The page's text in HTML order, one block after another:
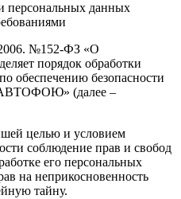
персональных данных
№152-ФЗ «О
порядок обработки
обеспечению безопасности
(далее –
целью и условием
соблюдение прав и свобод
его персональных
на неприкосновенность
тайну.